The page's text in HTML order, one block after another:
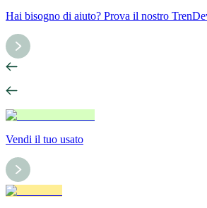
Hai bisogno di aiuto? Prova il nostro
Vendi il tuo usato